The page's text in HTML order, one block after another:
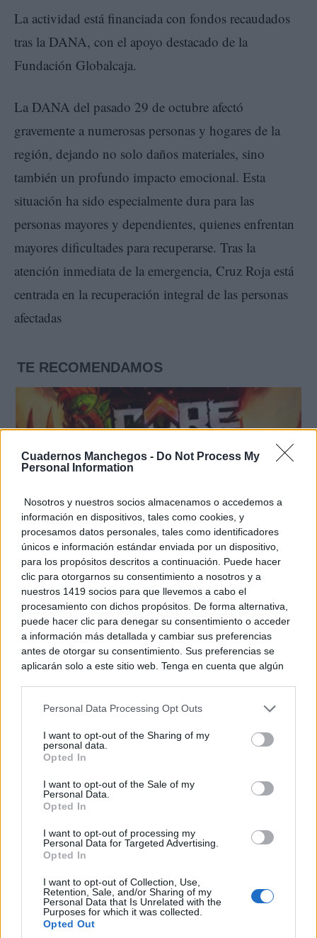
Cuadernos Manchegos - Do Not Process My
Personal Information
Nosotros y nuestros socios almacenamos o accedemos a
información en dispositivos, tales como cookies, y
procesamos datos personales, tales como identificadores
únicos e información estándar enviada por un dispositivo,
para los propósitos descritos a continuación. Puede hacer
clic para otorgarnos su consentimiento a nosotros y a
nuestros 1419 socios para que llevemos a cabo el
procesamiento con dichos propósitos. De forma alternativa,
puede hacer clic para denegar su consentimiento o acceder
a información más detallada y cambiar sus preferencias
antes de otorgar su consentimiento. Sus preferencias se
aplicarán solo a este sitio web. Tenga en cuenta que algún
rechazar tal procesamiento. Puede cambiar sus preferencias
a este sitio y haciendo clic en el botón "Privacidad" en la
parte inferior de la página web.
Please note that this website/app uses one or more Google
services and may gather and store information including but
not limited to your visit or usage behaviour. You may click to
use your data for below specified purposes in below Google
consent section.
Personal Data Processing Opt Outs
I want to opt-out of the Sharing of my
personal data.
Opted In
I want to opt-out of the Sale of my
Personal Data.
Opted In
I want to opt-out of processing my
Personal Data for Targeted Advertising.
Opted In
I want to opt-out of Collection, Use,
Retention, Sale, and/or Sharing of my
Personal Data that Is Unrelated with the
Purposes for which it was collected.
Opted Out
La actividad está financiada con fondos recaudados
tras la DANA, con el apoyo destacado de la
Fundación Globalcaja.
La DANA del pasado 29 de octubre afectó
gravemente a numerosas personas y hogares de la
región, dejando no solo daños materiales, sino
también un profundo impacto emocional. Esta
situación ha sido especialmente dura para las
personas mayores y dependientes, quienes enfrentan
mayores dificultades para recuperarse. Tras la
atención inmediata de la emergencia, Cruz Roja está
centrada en la recuperación integral de las personas
afectadas
TE RECOMENDAMOS
Corepunk MMORPG
Un verdadero MMORPG de la vieja escuela ¡Cómo los
de antes, pero mejor!
¿Y si pudieras eliminar la cal del baño sin esfuerzo?